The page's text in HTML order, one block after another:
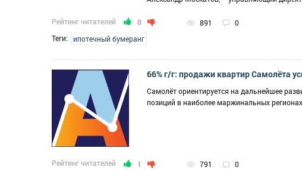
Рейтинг читателей 0 891 0
Теги:
ипотечный бумеранг
66% г/г: продажи квартир Самолёта
Самолёт ориентируется на дальнейшее
позиций в наиболее маржинальных
Рейтинг читателей 1 791 0